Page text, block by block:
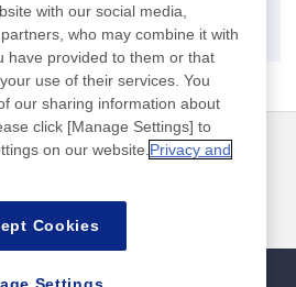
E-mail
연락처
with our social media,
who may combine it with
have provided to them or that
use of their services. You
our sharing information about
click [Manage Settings] to
on our website. Privacy and
Cookies